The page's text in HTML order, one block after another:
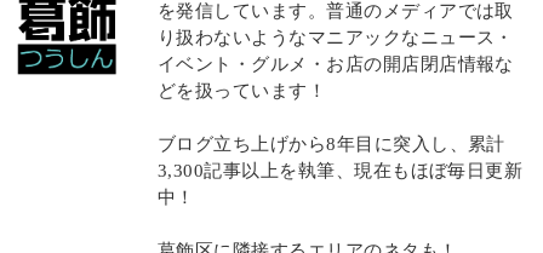
を発信しています。普通のメディアでは取
り扱わないようなマニアックなニュース・
イベント・グルメ・お店の開店閉店情報な
どを扱っています！
ブログ立ち上げから8年目に突入し、累計
3,300記事以上を執筆、現在もほぼ毎日更新
中！